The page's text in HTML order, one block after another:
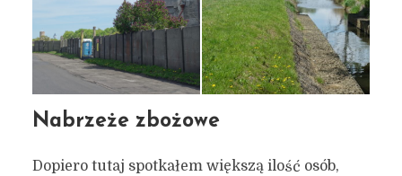
Nabrzeże zbożowe
Dopiero tutaj spotkałem większą ilość osób,